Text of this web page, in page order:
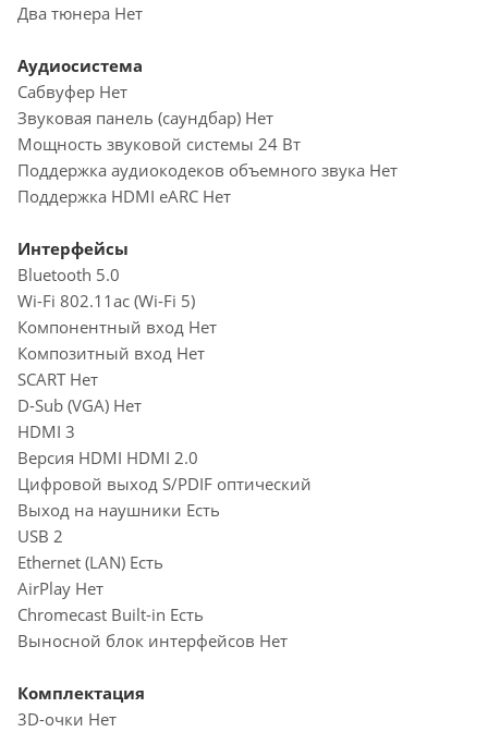
Два тюнера Нет
Аудиосистема
Сабвуфер Нет
Звуковая панель (саундбар) Нет
Мощность звуковой системы 24 Вт
Поддержка аудиокодеков объемного звука Нет
Поддержка HDMI eARC Нет
Интерфейсы
Bluetooth 5.0
Wi-Fi 802.11ac (Wi-Fi 5)
Компонентный вход Нет
Композитный вход Нет
SCART Нет
D-Sub (VGA) Нет
HDMI 3
Версия HDMI HDMI 2.0
Цифровой выход S/PDIF оптический
Выход на наушники Есть
USB 2
Ethernet (LAN) Есть
AirPlay Нет
Chromecast Built-in Есть
Выносной блок интерфейсов Нет
Комплектация
3D-очки Нет